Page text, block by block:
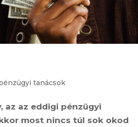
tanácsok
az az eddigi pénzügyi
most nincs túl sok okod